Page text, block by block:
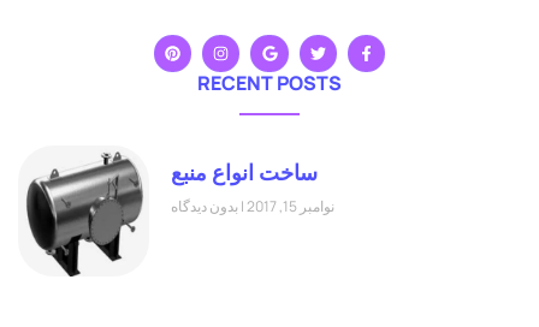
RECENT POSTS
ساخت انواع منبع
نوامبر 15, 2017 بدون دیدگاه